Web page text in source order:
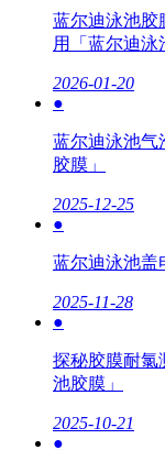
蓝尔迪泳池胶
用「蓝尔迪泳
2026-01-20
●
蓝尔迪泳池气
胶膜」
2025-12-25
●
蓝尔迪泳池盖
2025-11-28
●
探秘胶膜耐氯
池胶膜」
2025-10-21
●